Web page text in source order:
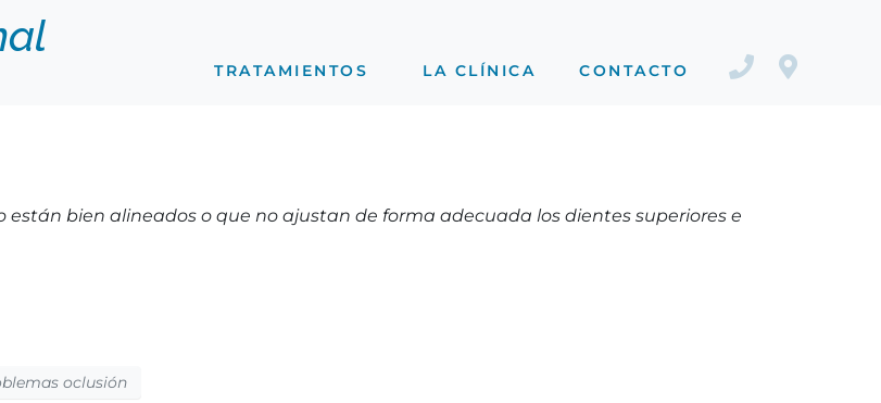
TRATAMIENTOS LA CLÍNICA CONTACTO
bien alineados o que no ajustan de forma adecuada los dientes superiores e
oclusión